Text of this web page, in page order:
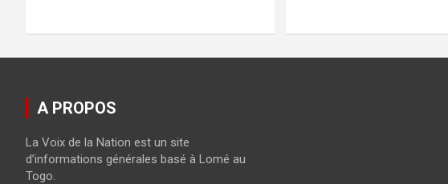
A PROPOS
La Voix de la Nation est un site
d’informations générales basé à Lomé au
Togo.